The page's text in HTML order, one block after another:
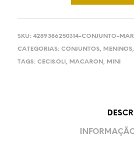
SKU: 4289386250314-CONJUNTO-
CATEGORIAS: CONJUNTOS, MENINOS,
TAGS: CECI&OLI , MACARON , MINI